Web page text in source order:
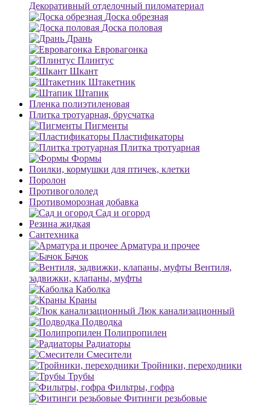
Декоративный отделочный пиломатериал
Доска обрезная
Доска половая
Дрань
Евровагонка
Плинтус
Шкант
Штакетник
Штапик
Пленка полиэтиленовая
Плитка тротуарная, брусчатка
Пигменты
Пластификаторы
Плитка тротуарная
Формы
Поилки, кормушки для птичек, клетки
Поролон
Противогололед
Противоморозная добавка
Сад и огород
Резина жидкая
Сантехника
Арматура и прочее
Бачок
Вентиля,
задвижки, клапаны, муфты
Каболка
Краны
Люк канализационный
Подводка
Полипропилен
Радиаторы
Смесители
Тройники, переходники
Трубы
Фильтры, гофра
Фитинги резьбовые